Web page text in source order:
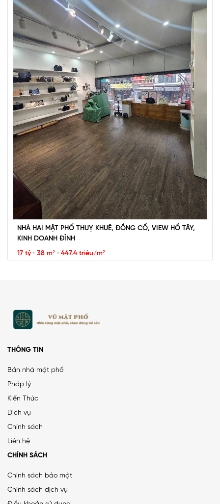
BÁN ĐẢO VŨ MIÊN, SIÊU PHẨM MẶT HỒ TÂY, 2 THOÁNG,
NHÀ DÂN XÂY
67 tỷ•57 m²•1.2 tỷ/m²
Vũ Miên
PHÂN LÔ LẠC TRUNG 2 Ô TÔ DỪNG ĐỖ, VỈA HÈ, DÂN XÂY
Lạc Trung
NHÀ HAI MẶT PHỐ THUỴ KHUÊ, ĐỒNG CỔ, VIEW HỒ TÂY,
KINH DOANH ĐỈNH
17 tỷ • 38 m² • 447.4 triệu/m²
MẶT ĐƯỜNG VÀNH ĐAI 1, LÔ GÓC, MẶT TIỀN 8.8M, ĐƯỜNG
THÔNG TIN
Bán nhà mặt phố
Pháp lý
Kiến Thức
Dịch vụ
Chính sách
Liên hệ
CHÍNH SÁCH
Chính sách bảo mật
Chính sách dịch vụ